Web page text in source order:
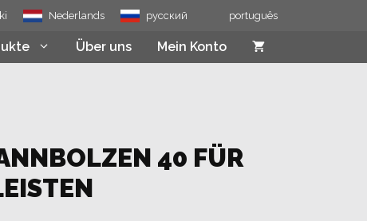
Nederlands русский português
Über uns Mein Konto
40 FÜR
für
Winkel/Leisten